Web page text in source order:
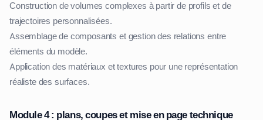
Construction de volumes complexes à partir de profils et de
trajectoires personnalisées.
Assemblage de composants et gestion des relations entre
éléments du modèle.
Application des matériaux et textures pour une représentation
réaliste des surfaces.
Module 4 : plans, coupes et mise en page technique